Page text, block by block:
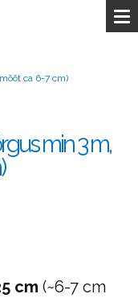
ca 6-7 cm)
min 3 m,
cm (~6-7 cm